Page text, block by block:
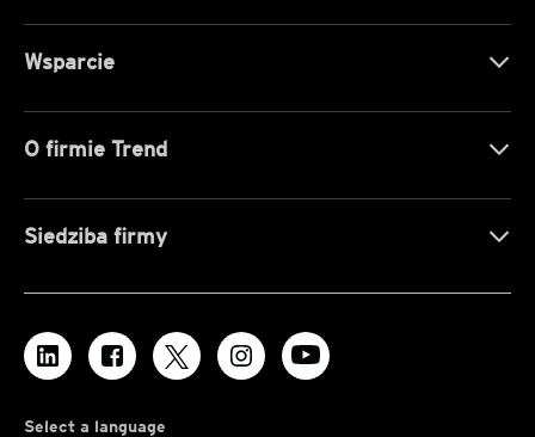
Wsparcie
O firmie Trend
Siedziba firmy
Select a language